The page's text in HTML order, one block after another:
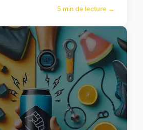
5 min de lecture →